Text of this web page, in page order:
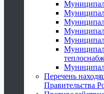
Перечень
Правительства